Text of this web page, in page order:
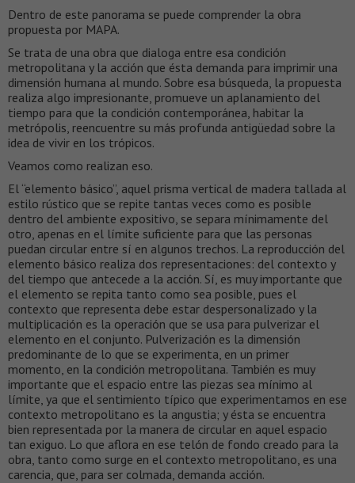
Dentro de este panorama se puede comprender la obra
propuesta por MAPA.
Se trata de una obra que dialoga entre esa condición
metropolitana y la acción que ésta demanda para imprimir una
dimensión humana al mundo. Sobre esa búsqueda, la propuesta
realiza algo impresionante, promueve un aplanamiento del
tiempo para que la condición contemporánea, habitar la
metrópolis, reencuentre su más profunda antigüedad sobre la
idea de vivir en los trópicos.
Veamos como realizan eso.
El “elemento básico”, aquel prisma vertical de madera tallada al
estilo rústico que se repite tantas veces como es posible
dentro del ambiente expositivo, se separa mínimamente del
otro, apenas en el límite suficiente para que las personas
puedan circular entre sí en algunos trechos. La reproducción del
elemento básico realiza dos representaciones: del contexto y
del tiempo que antecede a la acción. Sí, es muy importante que
el elemento se repita tanto como sea posible, pues el
contexto que representa debe estar despersonalizado y la
multiplicación es la operación que se usa para pulverizar el
elemento en el conjunto. Pulverización es la dimensión
predominante de lo que se experimenta, en un primer
momento, en la condición metropolitana. También es muy
importante que el espacio entre las piezas sea mínimo al
límite, ya que el sentimiento típico que experimentamos en ese
contexto metropolitano es la angustia; y ésta se encuentra
bien representada por la manera de circular en aquel espacio
tan exiguo. Lo que aflora en ese telón de fondo creado para la
obra, tanto como surge en el contexto metropolitano, es una
carencia, que, para ser colmada, demanda acción.